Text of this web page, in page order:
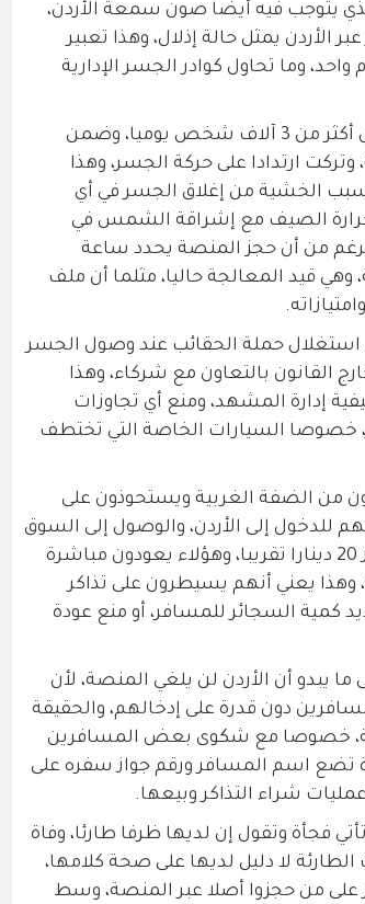
يتوجب فيه أيضا صون سمعة الأردن،
الأردن يمثل حالة إذلال، وهذا تعبير
وما تحاول كوادر الجسر الإدارية
تتشكل عقدة الجسر أساسا، من منع إسرائيل لدخول أكثر من 3 آلاف شخص يوميا، وضمن
ارتدادا على حركة الجسر، وهذا
الخشية من إغلاق الجسر في أي
حرارة الصيف مع إشراقة الشمس في
الرغم من أن حجز المنصة يحدد ساعة
وهي قيد المعالجة حاليا، مثلما أن ملف
استغلال حملة الحقائب عند وصول الجسر
بالتعاون مع شركاء، وهذا
إدارة المشهد، ومنع أي تجاوزات
خصوصا السيارات الخاصة التي تختطف
من الضفة الغربية ويستحوذون على
للدخول إلى الأردن، والوصول إلى السوق
الحرة وشراء السجائر بكميات كبيرة حيث سعر الكروز 20 دينارا تقريبا، وهؤلاء يعودون مباشرة
ويبيعون الكروز في فلسطين ب 60 دينارا، وهذا يعني أنهم يسيطرون على تذاكر
كمية السجائر للمسافر، أو منع عودة
يبدو أن الأردن لن يلغي المنصة، لأن
دون قدرة على إدخالهم، والحقيقة
خصوصا مع شكوى بعض المسافرين
تضع اسم المسافر ورقم جواز سفره على
شراء التذاكر وبيعها.
فجأة وتقول إن لديها ظرفا طارئا، وفاة
لا دليل لديها على صحة كلامها،
على من حجزوا أصلا عبر المنصة، وسط